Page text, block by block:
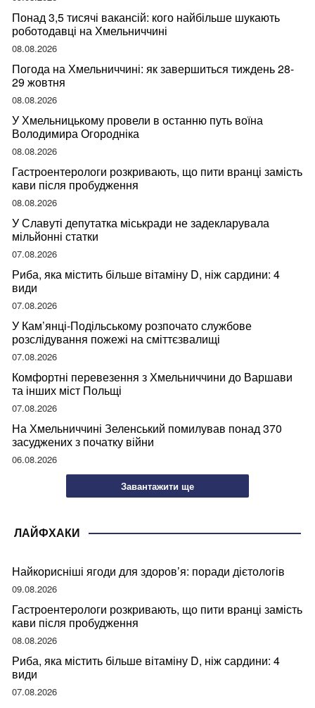
Понад 3,5 тисячі вакансій: кого найбільше шукають
роботодавці на Хмельниччині
08.08.2026
Погода на Хмельниччині: як завершиться тиждень 28-
29 жовтня
08.08.2026
У Хмельницькому провели в останню путь воїна
Володимира Огородніка
08.08.2026
Гастроентерологи розкривають, що пити вранці замість
кави після пробудження
08.08.2026
У Славуті депутатка міськради не задекларувала
мільйонні статки
07.08.2026
Риба, яка містить більше вітаміну D, ніж сардини: 4
види
07.08.2026
У Кам’янці-Подільському розпочато службове
розслідування пожежі на сміттєзвалищі
07.08.2026
Комфортні перевезення з Хмельниччини до Варшави
та інших міст Польщі
07.08.2026
На Хмельниччині Зеленський помилував понад 370
засуджених з початку війни
06.08.2026
Завантажити ще
ЛАЙФХАКИ
Найкорисніші ягоди для здоров’я: поради дієтологів
09.08.2026
Гастроентерологи розкривають, що пити вранці замість
кави після пробудження
08.08.2026
Риба, яка містить більше вітаміну D, ніж сардини: 4
види
07.08.2026